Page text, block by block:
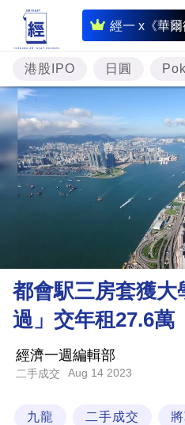
經一 x《華爾
即
時
財
經
專
題
投
理
財
商
業
科
港股IPO 日圓
都會駅三房套獲
過」交年租27.6
經濟一週編輯部
二手成交 Aug 14 2023
九龍 二手成交